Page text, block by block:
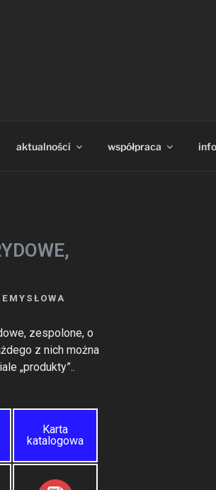
aktualności współpraca
zespolone, o
z nich można
„produkty”..
Karta
katalogowa